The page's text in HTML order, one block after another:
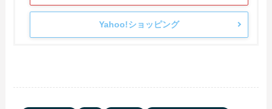
Yahoo!ショッピング